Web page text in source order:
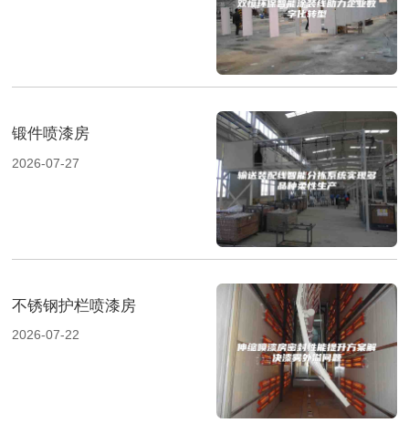
锻件喷漆房
2026-07-27
不锈钢护栏喷漆房
2026-07-22